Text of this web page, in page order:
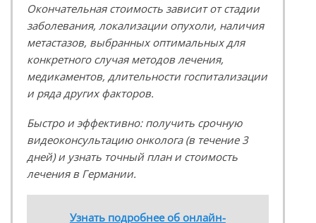
Окончательная стоимость зависит от стадии
заболевания, локализации опухоли, наличия
метастазов, выбранных оптимальных для
конкретного случая методов лечения,
медикаментов, длительности госпитализации
и ряда других факторов.
Быстро и эффективно: получить срочную
видеоконсультацию онколога (в течение 3
дней) и узнать точный план и стоимость
лечения в Германии.
Узнать подробнее об онлайн-